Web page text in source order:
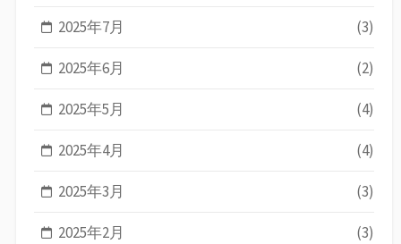
2025年7月 (3)
2025年6月 (2)
2025年5月 (4)
2025年4月 (4)
2025年3月 (3)
2025年2月 (3)